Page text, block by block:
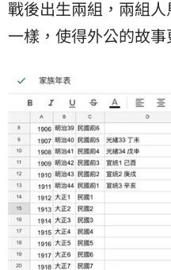
戰後出生兩組，兩組
一樣，使得外公的故事